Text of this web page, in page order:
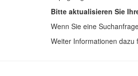
Bitte aktualisieren Sie
Wenn Sie eine
Weiter Informationen dazu